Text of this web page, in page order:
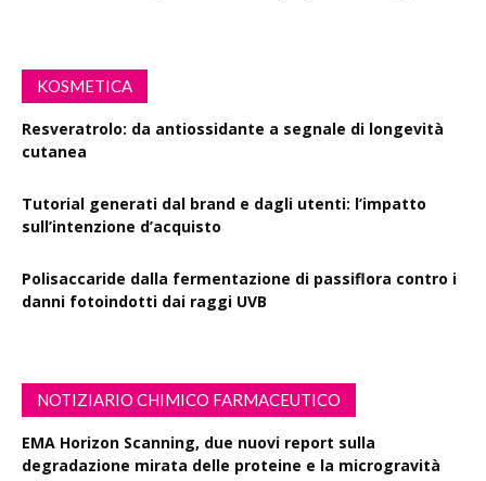
KOSMETICA
Resveratrolo: da antiossidante a segnale di longevità
cutanea
Tutorial generati dal brand e dagli utenti: l’impatto
sull’intenzione d’acquisto
Polisaccaride dalla fermentazione di passiflora contro i
danni fotoindotti dai raggi UVB
NOTIZIARIO CHIMICO FARMACEUTICO
EMA Horizon Scanning, due nuovi report sulla
degradazione mirata delle proteine e la microgravità